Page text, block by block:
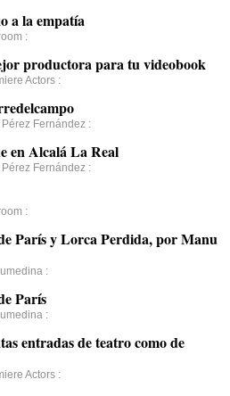
a la empatía
:
productora para tu videobook
Actors :
Pérez Fernández :
en Alcalá La Real
Pérez Fernández :
:
París y Lorca Perdida, por Manu
:
París
:
entradas de teatro como de
Actors :